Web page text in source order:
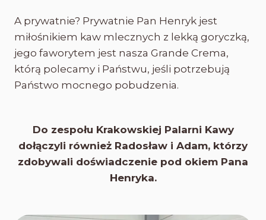
A prywatnie? Prywatnie Pan Henryk jest
miłośnikiem kaw mlecznych z lekką goryczką,
jego faworytem jest nasza Grande Crema,
którą polecamy i Państwu, jeśli potrzebują
Państwo mocnego pobudzenia.
Do zespołu Krakowskiej Palarni Kawy
dołączyli również Radosław i Adam, którzy
zdobywali doświadczenie pod okiem Pana
Henryka.